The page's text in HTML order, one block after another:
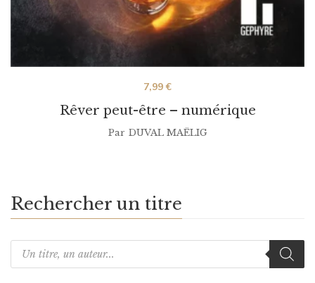
Rêver peut-être – numérique
7,99€
Par DUVAL MAËLIG
Rechercher un titre